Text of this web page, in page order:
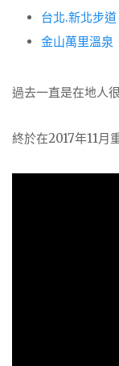
台北.新北步道
金山萬里溫泉
過去一直是在地人
終於在2017年11月